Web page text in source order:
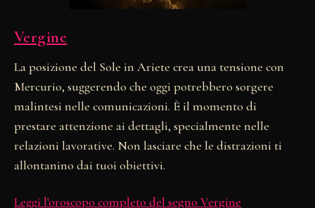
Vergine
La posizione del Sole in Ariete crea una tensione con
Mercurio, suggerendo che oggi potrebbero sorgere
malintesi nelle comunicazioni. È il momento di
prestare attenzione ai dettagli, specialmente nelle
relazioni lavorative. Non lasciare che le distrazioni ti
allontanino dai tuoi obiettivi.
Leggi l'oroscopo completo del segno Vergine